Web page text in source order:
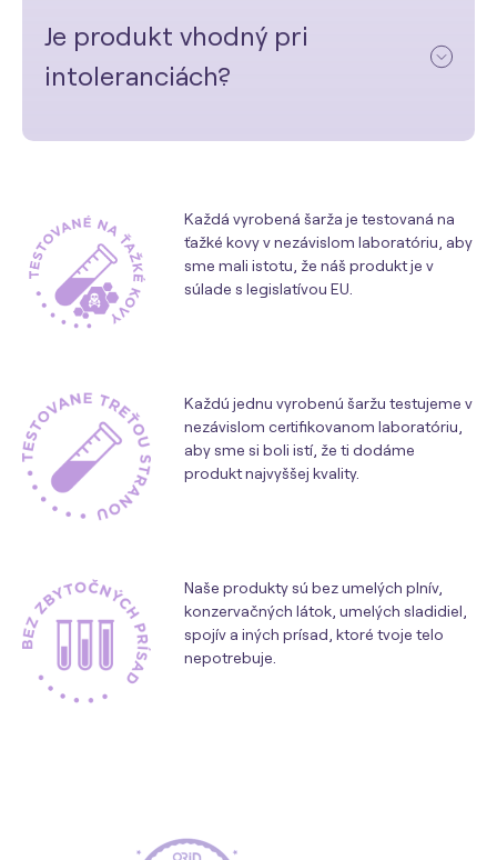
Je produkt vhodný pri
intoleranciách?
Každá vyrobená šarža je testovaná na
ťažké kovy v nezávislom laboratóriu, aby
sme mali istotu, že náš produkt je v
súlade s legislatívou EU.
Každú jednu vyrobenú šaržu testujeme v
nezávislom certifikovanom laboratóriu,
aby sme si boli istí, že ti dodáme
produkt najvyššej kvality.
Naše produkty sú bez umelých plnív,
konzervačných látok, umelých sladidiel,
spojív a iných prísad, ktoré tvoje telo
nepotrebuje.